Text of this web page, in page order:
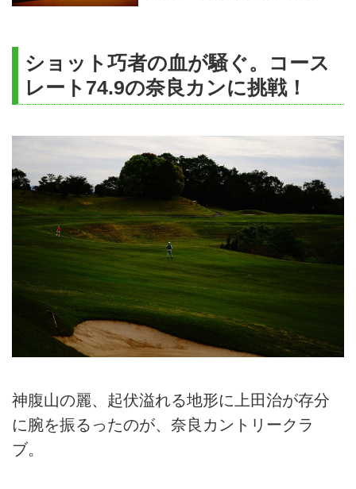
ショット巧者の血が騒ぐ。コース
レート74.9の奈良カンに挑戦！
神腹山の麗、起伏溢れる地形に上田治が存分
に腕を振るったのが、奈良カントリークラ
ブ。